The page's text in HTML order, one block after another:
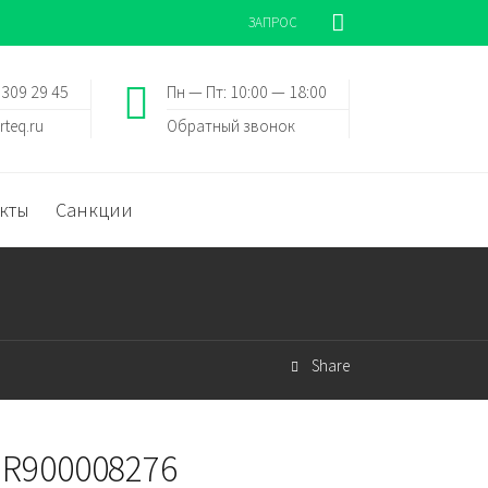
ЗАПРОС
Пн — Пт: 10:00 — 18:00
Обратный звонок
29 45
Санкции
Share